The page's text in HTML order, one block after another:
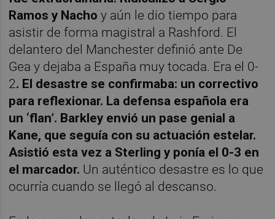
Ramos y Nacho y aún le dio tiempo para
asistir de forma magistral a Rashford. El
delantero del Manchester definió ante De
Gea y dejaba a España muy tocada. Era el 0-
2. El desastre se confirmaba: un correctivo
para reflexionar. La defensa española era
un ‘flan’. Barkley envió un pase genial a
Kane, que seguía con su actuación estelar.
Asistió esta vez a Sterling y ponía el 0-3 en
el marcador. Un auténtico desastre es lo que
ocurría cuando se llegó al descanso.